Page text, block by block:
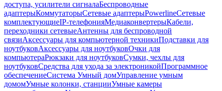
доступа, усилители сигналаБеспроводные
адаптерыКоммутаторыСетевые адаптерыPowerlineСетевые
комплектующиеIP-телефонияМедиаконвертерыКабели,
переходники сетевыеАнтенны для беспроводной
связиАксессуары для компьютерной техникиПодставки для
ноутбуковАксессуары для ноутбуковОчки для
компьютераРюкзаки для ноутбуковСумки, чехлы для
ноутбуковСредства для ухода за электроникойПрограммное
обеспечениеСистема Умный домУправление умным
домомУмные колонки, станцииУмные камеры